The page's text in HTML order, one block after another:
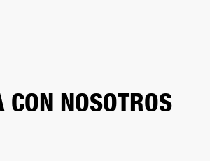
CON NOSOTROS